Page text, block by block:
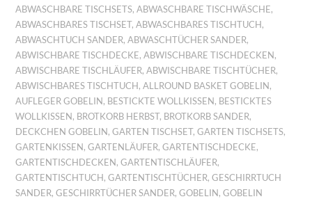
ABWASCHBARE TISCHSETS,ABWASCHBARE TISCHWÄSCHE,
ABWASCHBARES TISCHSET,ABWASCHBARES TISCHTUCH,
ABWASCHTUCH SANDER,ABWASCHTÜCHER SANDER,
ABWISCHBARE TISCHDECKE,ABWISCHBARE TISCHDECKEN,
ABWISCHBARE TISCHLÄUFER,ABWISCHBARE TISCHTÜCHER,
ABWISCHBARES TISCHTUCH,ALLROUND BASKET GOBELIN,
AUFLEGER GOBELIN, BESTICKTE WOLLKISSEN, BESTICKTES
WOLLKISSEN, BROTKORB HERBST, BROTKORB SANDER,
DECKCHEN GOBELIN,GARTEN TISCHSET,GARTEN TISCHSETS,
GARTENKISSEN,GARTENLÄUFER,GARTENTISCHDECKE,
GARTENTISCHDECKEN,GARTENTISCHLÄUFER,
GARTENTISCHTUCH,GARTENTISCHTÜCHER,GESCHIRRTUCH
SANDER,GESCHIRRTÜCHER SANDER,GOBELIN,GOBELIN